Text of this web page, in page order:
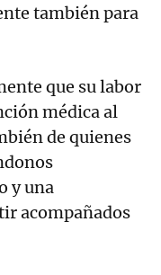
también para
que su labor
médica al
de quienes
y una
acompañados